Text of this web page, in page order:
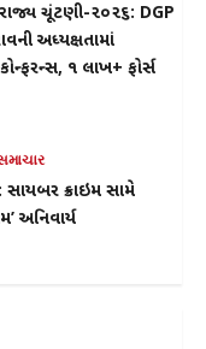
ચૂંટણી-૨૦૨૬: DGP
અધ્યક્ષતામાં
૧ લાખ+ ફોર્સ
સાયબર ક્રાઇમ સામે
અનિવાર્ય